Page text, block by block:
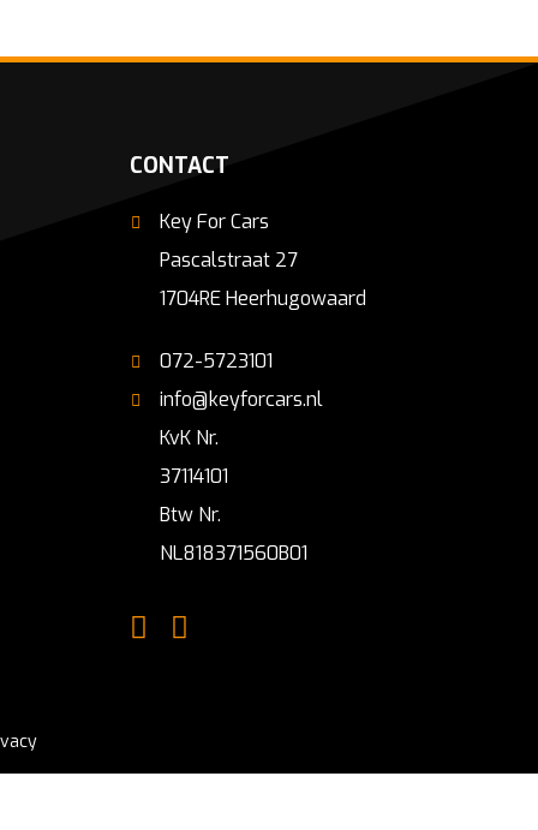
CONTACT
Key For Cars
Pascalstraat 27
1704RE Heerhugowaard
072-5723101
info@keyforcars.nl
KvK Nr.
37114101
Btw Nr.
NL818371560B01